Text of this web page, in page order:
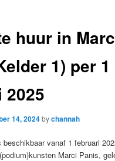
huur in
1) per 1
14, 2024bychannah
vanaf 1 februari
Marci Panis,